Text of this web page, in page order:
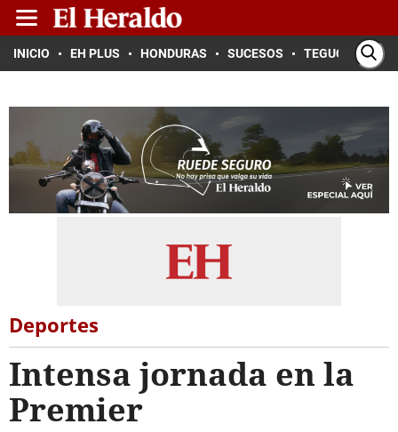
INICIO EH PLUS HONDURAS SUCESOS TEGUCIGALPA
Deportes
Intensa jornada en la
Premier